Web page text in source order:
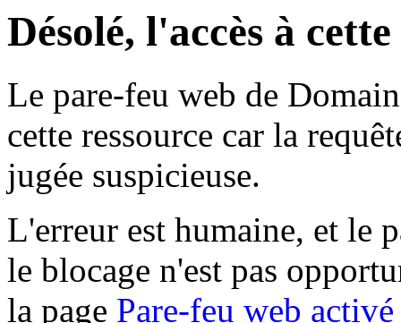
Désolé, l'accès à
Le pare-feu web de
cette ressource car la
jugée suspicieuse.
L'erreur est humaine, et le
le blocage n'est pas
la page Pare-feu web activé